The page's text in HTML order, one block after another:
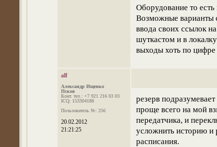
Оборудование то есть
Возможные варианты
ввода своих ссылок
шуткастом и в
выходы хоть по цифре
alf
Александр Ищенко
Псков
Конт. тел.: +7 921 216 03 03
ICQ: 153304188
Пользователь №: 256
20.02.2012
21:21:25
резерв
проще всего на мой
передатчика, и
усложнить историю и
расписания.